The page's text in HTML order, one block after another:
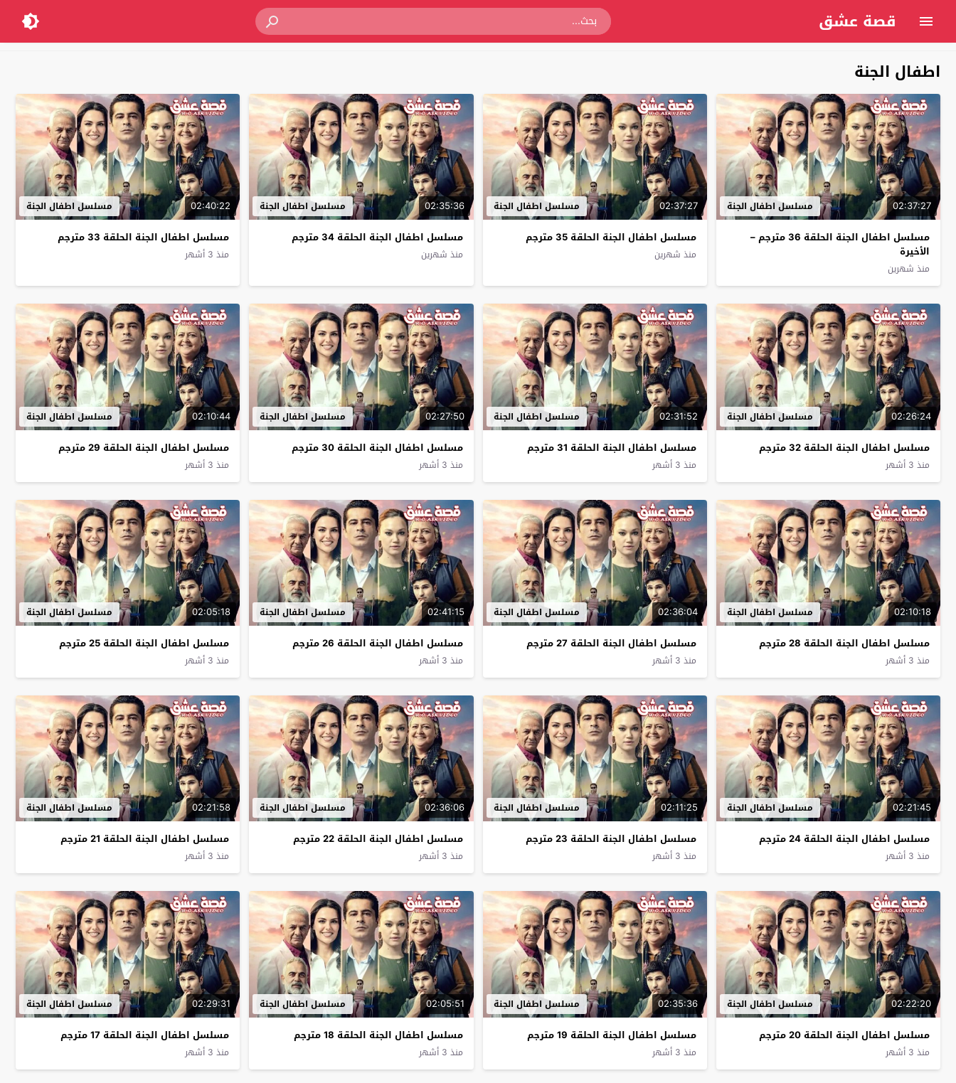
قصة عشق
اطفال الجنة
02:37:27 مسلسل اطفال الجنة
مسلسل اطفال الجنة الحلقة 36 مترجم –
الأخيرة
منذ شهرين
02:37:27 مسلسل اطفال الجنة
مسلسل اطفال الجنة الحلقة 35 مترجم
منذ شهرين
02:35:36 مسلسل اطفال الجنة
مسلسل اطفال الجنة الحلقة 34 مترجم
منذ شهرين
02:40:22 مسلسل اطفال الجنة
مسلسل اطفال الجنة الحلقة 33 مترجم
منذ 3 أشهر
02:26:24 مسلسل اطفال الجنة
مسلسل اطفال الجنة الحلقة 32 مترجم
منذ 3 أشهر
02:31:52 مسلسل اطفال الجنة
مسلسل اطفال الجنة الحلقة 31 مترجم
منذ 3 أشهر
02:27:50 مسلسل اطفال الجنة
مسلسل اطفال الجنة الحلقة 30 مترجم
منذ 3 أشهر
02:10:44 مسلسل اطفال الجنة
مسلسل اطفال الجنة الحلقة 29 مترجم
منذ 3 أشهر
02:10:18 مسلسل اطفال الجنة
مسلسل اطفال الجنة الحلقة 28 مترجم
منذ 3 أشهر
02:36:04 مسلسل اطفال الجنة
مسلسل اطفال الجنة الحلقة 27 مترجم
منذ 3 أشهر
02:41:15 مسلسل اطفال الجنة
مسلسل اطفال الجنة الحلقة 26 مترجم
منذ 3 أشهر
02:05:18 مسلسل اطفال الجنة
مسلسل اطفال الجنة الحلقة 25 مترجم
منذ 3 أشهر
02:21:45 مسلسل اطفال الجنة
مسلسل اطفال الجنة الحلقة 24 مترجم
منذ 3 أشهر
02:11:25 مسلسل اطفال الجنة
مسلسل اطفال الجنة الحلقة 23 مترجم
منذ 3 أشهر
02:36:06 مسلسل اطفال الجنة
مسلسل اطفال الجنة الحلقة 22 مترجم
منذ 3 أشهر
02:21:58 مسلسل اطفال الجنة
مسلسل اطفال الجنة الحلقة 21 مترجم
منذ 3 أشهر
02:22:20 مسلسل اطفال الجنة
مسلسل اطفال الجنة الحلقة 20 مترجم
منذ 3 أشهر
02:35:36 مسلسل اطفال الجنة
مسلسل اطفال الجنة الحلقة 19 مترجم
منذ 3 أشهر
02:05:51 مسلسل اطفال الجنة
مسلسل اطفال الجنة الحلقة 18 مترجم
منذ 3 أشهر
02:29:31 مسلسل اطفال الجنة
مسلسل اطفال الجنة الحلقة 17 مترجم
منذ 3 أشهر